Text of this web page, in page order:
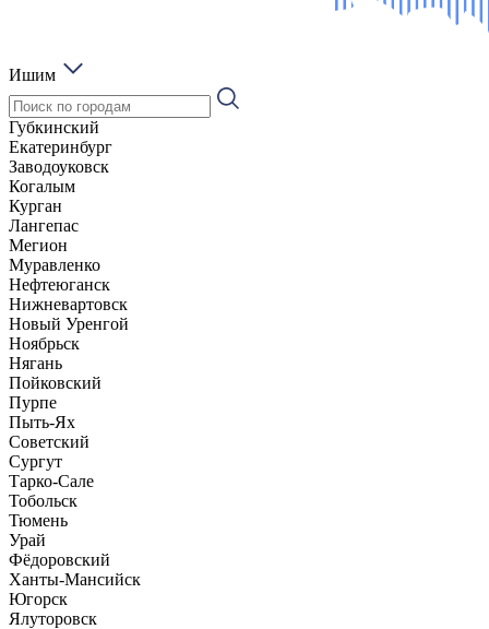
Ишим
Губкинский
Екатеринбург
Заводоуковск
Когалым
Курган
Лангепас
Мегион
Муравленко
Нефтеюганск
Нижневартовск
Новый Уренгой
Ноябрьск
Нягань
Пойковский
Пурпе
Пыть-Ях
Советский
Сургут
Тарко-Сале
Тобольск
Тюмень
Урай
Фёдоровский
Ханты-Мансийск
Югорск
Ялуторовск